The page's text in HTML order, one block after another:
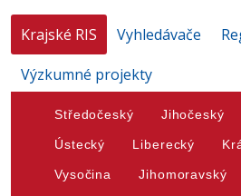
Krajské RIS Vyhledávače
Výzkumné projekty
Středočeský Jihočeský
Ústecký Liberecký
Vysočina Jihomoravský